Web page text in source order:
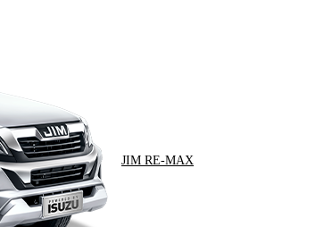
JIM RE-MAX